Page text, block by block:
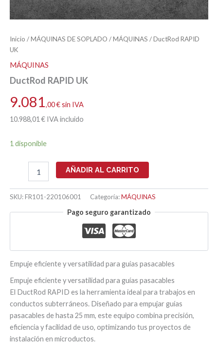
Inicio /MÁQUINAS DE SOPLADO /MÁQUINAS / DuctRod RAPID
UK
MÁQUINAS
DuctRod RAPID UK
9.081,00€sin IVA
10.988,01 € IVA incluido
1 disponible
cantidad
AÑADIR AL CARRITO
SKU:FR101-220106001 Categoría:MÁQUINAS
Pago seguro garantizado
Empuje eficiente y versatilidad para guías pasacables
Empuje eficiente y versatilidad para guías pasacables
El DuctRod RAPID es la herramienta ideal para trabajos en
conductos subterráneos. Diseñado para empujar guías
pasacables de hasta 25 mm, este equipo combina precisión,
eficiencia y facilidad de uso, optimizando tus proyectos de
instalación en microductos.